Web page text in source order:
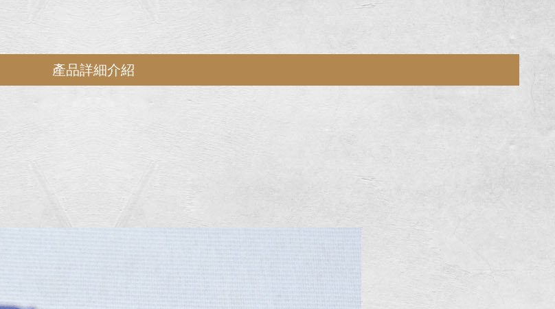
產品詳細介紹